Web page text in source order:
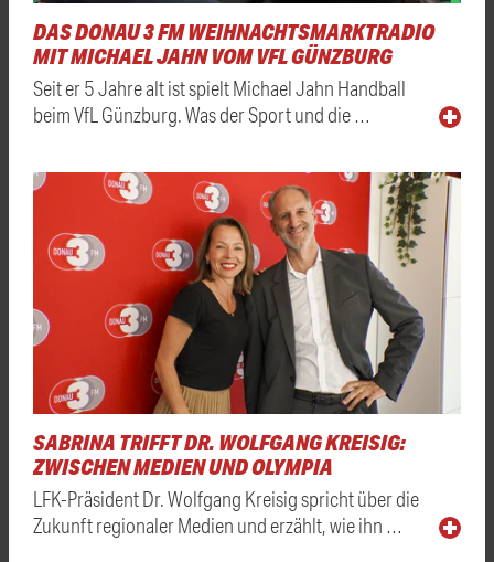
DAS DONAU 3 FM WEIHNACHTSMARKTRADIO
MIT MICHAEL JAHN VOM VFL GÜNZBURG
Seit er 5 Jahre alt ist spielt Michael Jahn Handball
beim VfL Günzburg. Was der Sport und die …
SABRINA TRIFFT DR. WOLFGANG KREISIG:
ZWISCHEN MEDIEN UND OLYMPIA
LFK-Präsident Dr. Wolfgang Kreisig spricht über die
Zukunft regionaler Medien und erzählt, wie ihn …